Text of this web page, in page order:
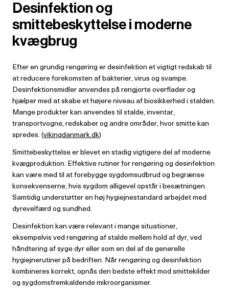
Desinfektion og
smittebeskyttelse i moderne
kvægbrug
Efter en grundig rengøring er desinfektion et vigtigt redskab til
at reducere forekomsten af bakterier, virus og svampe.
Desinfektionsmidler anvendes på rengjorte overflader og
hjælper med at skabe et højere niveau af biosikkerhed i stalden.
Mange produkter kan anvendes til stalde, inventar,
transportvogne, redskaber og andre områder, hvor smitte kan
spredes. (vikingdanmark.dk)
Smittebeskyttelse er blevet en stadig vigtigere del af moderne
kvægproduktion. Effektive rutiner for rengøring og desinfektion
kan være med til at forebygge sygdomsudbrud og begrænse
konsekvenserne, hvis sygdom alligevel opstår i besætningen.
Samtidig understøtter en høj hygiejnestandard arbejdet med
dyrevelfærd og sundhed.
Desinfektion kan være relevant i mange situationer,
eksempelvis ved rengøring af stalde mellem hold af dyr, ved
håndtering af syge dyr eller som en del af de generelle
hygiejnerutiner på bedriften. Når rengøring og desinfektion
kombineres korrekt, opnås den bedste effekt mod smittekilder
og sygdomsfremkaldende mikroorganismer.